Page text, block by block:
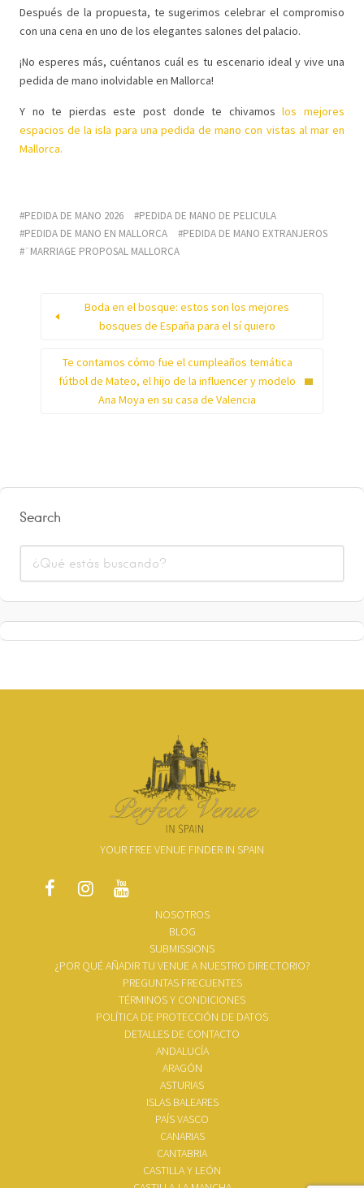
Después de la propuesta, te sugerimos celebrar el compromiso
con una cena en uno de los elegantes salones del palacio.
¡No esperes más, cuéntanos cuál es tu escenario ideal y vive una
pedida de mano inolvidable en Mallorca!
Y no te pierdas este post donde te chivamoslos mejores
espacios de la isla para una pedida de mano con vistas al mar en
Mallorca.
PEDIDA DE MANO 2026
PEDIDA DE MANO DE PELICULA
PEDIDA DE MANO EN MALLORCA
PEDIDA DE MANO EXTRANJEROS
¨MARRIAGE PROPOSAL MALLORCA
Boda en el bosque: estos son los mejores
bosques de España para el sí quiero
Te contamos cómo fue el cumpleaños temática
fútbol de Mateo, el hijo de la influencer y modelo
Ana Moya en su casa de Valencia
Search
YOUR FREE VENUE FINDER IN SPAIN
NOSOTROS
BLOG
SUBMISSIONS
¿POR QUÉ AÑADIR TU VENUE A NUESTRO DIRECTORIO?
PREGUNTAS FRECUENTES
TÉRMINOS Y CONDICIONES
POLÍTICA DE PROTECCIÓN DE DATOS
DETALLES DE CONTACTO
ANDALUCÍA
ARAGÓN
ASTURIAS
ISLAS BALEARES
PAÍS VASCO
CANARIAS
CANTABRIA
CASTILLA Y LEÓN